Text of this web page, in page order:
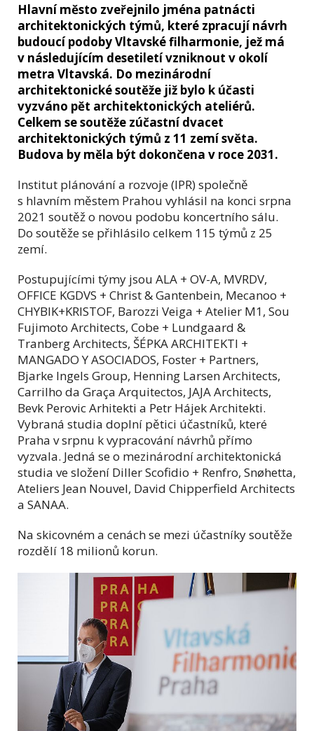
Hlavní město zveřejnilo jména patnácti
architektonických týmů, které zpracují návrh
budoucí podoby Vltavské filharmonie, jež má
v následujícím desetiletí vzniknout v okolí
metra Vltavská. Do mezinárodní
architektonické soutěže již bylo k účasti
vyzváno pět architektonických ateliérů.
Celkem se soutěže zúčastní dvacet
architektonických týmů z 11 zemí světa.
Budova by měla být dokončena v roce 2031.
Institut plánování a rozvoje (IPR) společně
s hlavním městem Prahou vyhlásil na konci srpna
2021 soutěž o novou podobu koncertního sálu.
Do soutěže se přihlásilo celkem 115 týmů z 25
zemí.
Postupujícími týmy jsou ALA + OV-A, MVRDV,
OFFICE KGDVS + Christ & Gantenbein, Mecanoo +
CHYBIK+KRISTOF, Barozzi Veiga + Atelier M1, Sou
Fujimoto Architects, Cobe + Lundgaard &
Tranberg Architects, ŠÉPKA ARCHITEKTI +
MANGADO Y ASOCIADOS, Foster + Partners,
Bjarke Ingels Group, Henning Larsen Architects,
Carrilho da Graça Arquitectos, JAJA Architects,
Bevk Perovic Arhitekti a Petr Hájek Architekti.
Vybraná studia doplní pětici účastníků, které
Praha v srpnu k vypracování návrhů přímo
vyzvala. Jedná se o mezinárodní architektonická
studia ve složení Diller Scofidio + Renfro, Snøhetta,
Ateliers Jean Nouvel, David Chipperfield Architects
a SANAA.
Na skicovném a cenách se mezi účastníky soutěže
rozdělí 18 milionů korun.